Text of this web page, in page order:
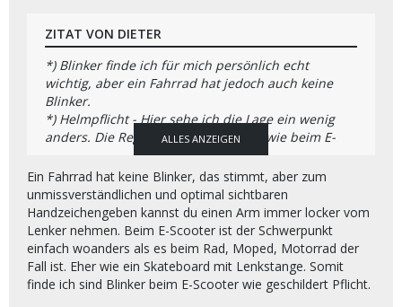
ZITAT VON DIETER
*) Blinker finde ich für mich persönlich echt
wichtig, aber ein Fahrrad hat jedoch auch keine
Blinker.
*) Helmpflicht - Hier sehe ich die Lage ein wenig
anders. Die Regeln hierzu sollten so wie beim E-
Fahrrad sein, also aus freiem Willen.
---------------------------------------------------------------------
---------------------------------------------------------------------
------------
Eine Optimierung der Fakten, Diskussionen und die
Erstellung eines Maßnahmenkataloges sollte nicht
vor der ganzen Öffentlichkeit erstellt werden und
sollte auch von juristischen Personen begleitet
ALLES ANZEIGEN
Ein Fahrrad hat keine Blinker, das stimmt, aber zum
unmissverständlichen und optimal sichtbaren
Handzeichengeben kannst du einen Arm immer locker vom
Lenker nehmen. Beim E-Scooter ist der Schwerpunkt
einfach woanders als es beim Rad, Moped, Motorrad der
Fall ist. Eher wie ein Skateboard mit Lenkstange. Somit
finde ich sind Blinker beim E-Scooter wie geschildert Pflicht.